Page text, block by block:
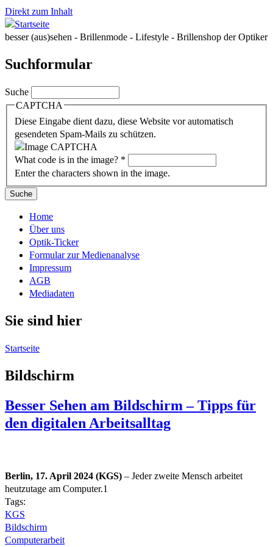
Direkt zum Inhalt
besser (aus)sehen - Brillenmode - Lifestyle - Brillenshop der Optiker
Suchformular
Suche
CAPTCHA
Diese Eingabe dient dazu, diese Website vor automatisch
gesendeten Spam-Mails zu schützen.
What code is in the image? *
Enter the characters shown in the image.
Home
Über uns
Optik-Ticker
Formular zur Medienanalyse
Impressum
AGB
Mediadaten
Sie sind hier
Startseite
Bildschirm
Besser Sehen am Bildschirm – Tipps für
den digitalen Arbeitsalltag
Berlin, 17. April 2024 (KGS) – Jeder zweite Mensch arbeitet
heutzutage am Computer.1
Tags:
KGS
Bildschirm
Computerarbeit